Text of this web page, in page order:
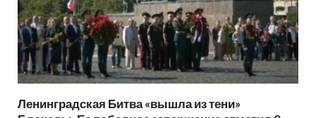
Ленинградская Битва «вышла из тени»